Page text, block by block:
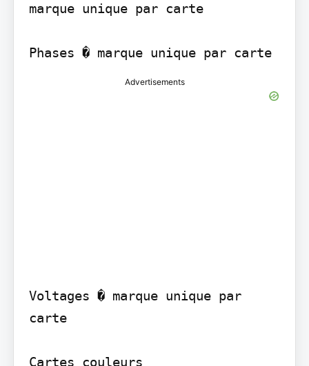
marque unique par carte
Phases � marque unique par carte
Advertisements
Voltages � marque unique par
carte
Cartes couleurs